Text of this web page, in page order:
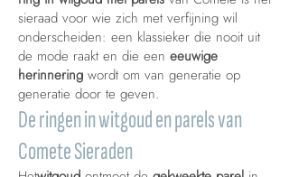
sieraad voor wie zich met verfijning wil
onderscheiden: een klassieker die nooit uit
de mode raakt en die een eeuwige
herinnering wordt om van generatie op
generatie door te geven.
De ringen in witgoud en parels van
Comete Sieraden